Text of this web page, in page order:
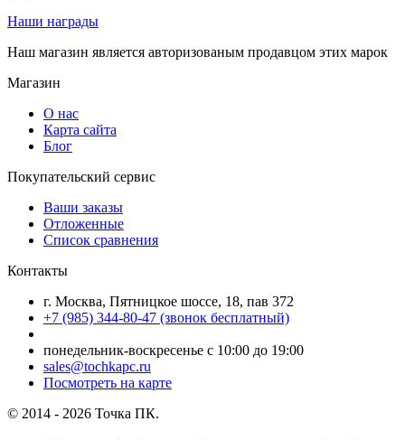
Наши награды
Наш магазин является авторизованым продавцом этих марок
Магазин
О нас
Карта сайта
Блог
Покупательский сервис
Ваши заказы
Отложенные
Список сравнения
Контакты
г. Москва, Пятницкое шоссе, 18, пав 372
+7 (985) 344-80-47 (звонок бесплатный)
понедельник-воскресенье с 10:00 до 19:00
sales@tochkapc.ru
Посмотреть на карте
© 2014 - 2026 Точка ПК.